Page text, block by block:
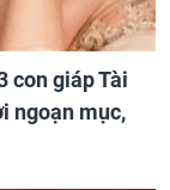
con giáp Tài
ngoạn mục,